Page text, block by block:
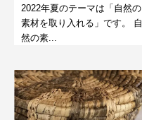
2022年夏のテーマは「自然の
素材を取り入れる」です。 自
然の素...